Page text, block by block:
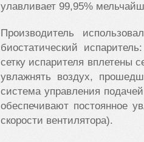
улавливает 99,95%
Производитель
биостатический
сетку испарителя вплетены
увлажнять воздух,
система управления
обеспечивают постоянное
скорости вентилятора).